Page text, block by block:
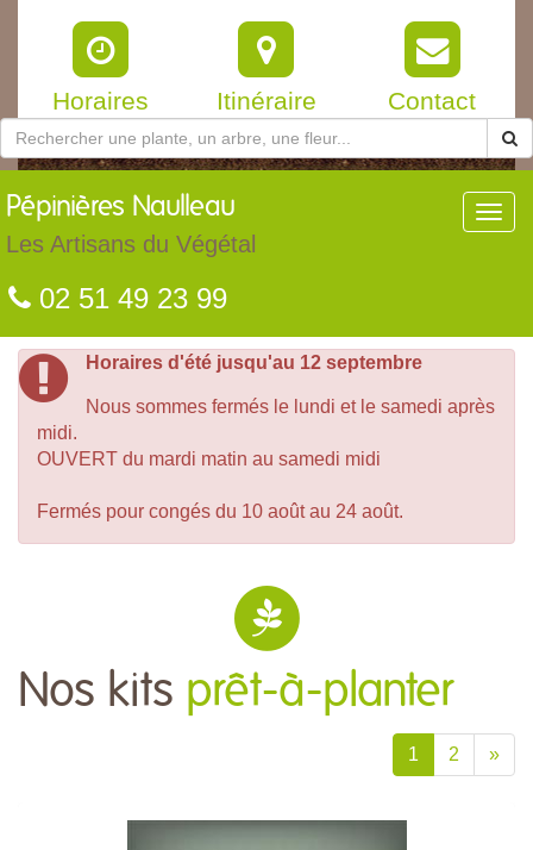
Horaires Itinéraire Contact
Pépinières Naulleau
Les Artisans du Végétal
02 51 49 23 99
Horaires d'été jusqu'au 12 septembre
Nous sommes fermés le lundi et le samedi après
midi.
OUVERT du mardi matin au samedi midi
Fermés pour congés du 10 août au 24 août.
Nos kits prêt-à-planter
1 2 »